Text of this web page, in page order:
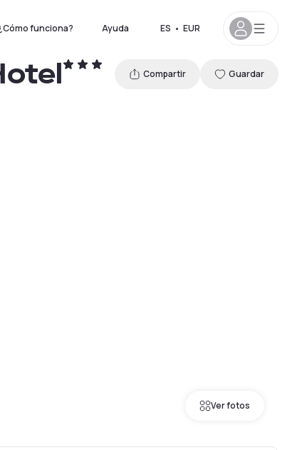
funciona? Ayuda ES • EUR
Ver fotos
Compartir Guardar